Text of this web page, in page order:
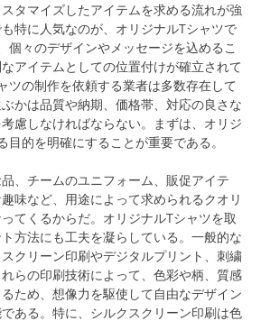
タマイズしたアイテムを求める流れが強
特に人気なのが、オリジナルTシャツで
個々のデザインやメッセージを込めるこ
アイテムとしての位置付けが確立されて
ツの制作を依頼する業者は多数存在して
かは品質や納期、価格帯、対応の良さな
慮しなければならない。まずは、オリジ
目的を明確にすることが重要である。
、チームのユニフォーム、販促アイテ
味など、用途によって求められるクオリ
てくるからだ。オリジナルTシャツを取
方法にも工夫を凝らしている。一般的な
クリーン印刷やデジタルプリント、刺繍
らの印刷技術によって、色彩や柄、質感
ため、想像力を駆使して自由なデザイン
ある。特に、シルクスクリーン印刷は色